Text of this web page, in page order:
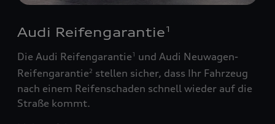
Audi Reifengarantie 1
Die Audi Reifengarantie1
und Audi Neuwagen-
Reifengarantie2 stellen sicher, dass Ihr Fahrzeug
nach einem Reifenschaden schnell wieder auf die
Straße kommt.